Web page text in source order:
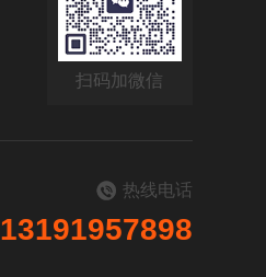
扫码加微信
热线电话
13191957898